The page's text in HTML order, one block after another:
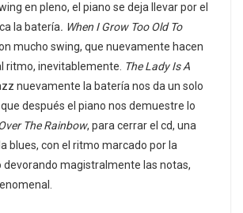
en pleno, el piano se deja llevar por el
la batería. When I Grow Too Old To
mucho swing, que nuevamente hacen
ritmo, inevitablemente. The Lady Is A
nuevamente la batería nos da un solo
después el piano nos demuestre lo
The Rainbow, para cerrar el cd, una
blues, con el ritmo marcado por la
devorando magistralmente las notas,